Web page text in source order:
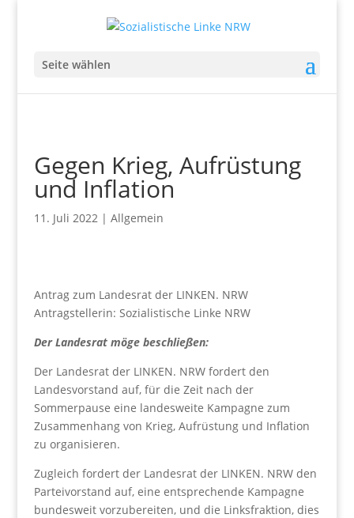
Seite wählen
Gegen Krieg, Aufrüstung
und Inflation
11. Juli 2022| Allgemein
Antrag zum Landesrat der LINKEN. NRW
Antragstellerin: Sozialistische Linke NRW
Der Landesrat möge beschließen:
Der Landesrat der LINKEN. NRW fordert den
Landesvorstand auf, für die Zeit nach der
Sommerpause eine landesweite Kampagne zum
Zusammenhang von Krieg, Aufrüstung und Inflation
zu organisieren.
Zugleich fordert der Landesrat der LINKEN. NRW den
Parteivorstand auf, eine entsprechende Kampagne
bundesweit vorzubereiten, und die Linksfraktion, dies